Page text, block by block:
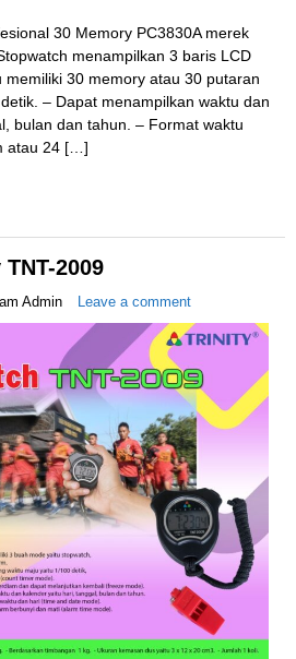
30 Memory PC3830A merek
menampilkan 3 baris LCD
30 memory atau 30 putaran
– Dapat menampilkan waktu dan
bulan dan tahun. – Format waktu
atau 24 […]
2009
Admin Leave a comment